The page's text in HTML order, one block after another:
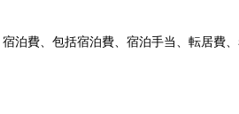
泊費、包括宿泊費、宿泊手当、転居費